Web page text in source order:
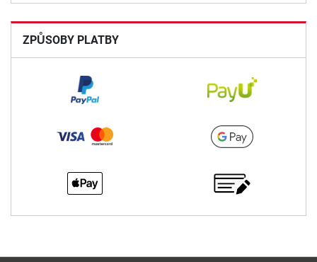
ZPŮSOBY PLATBY